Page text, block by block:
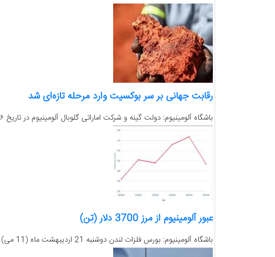
رقابت جهانی بر سر بوکسیت وارد مرحله تازه‌ای شد
باشگاه آلومینیوم: دولت گینه و شرکت اماراتی گلوبال آلومینیوم در تاریخ ۶ مه ۲۰۲۶ به توافقی برای حل اختلافات مربوط به استخراج بوکسیت و توسعه پروژه‌های آلومینیومی...
عبور آلومینیوم از مرز 3700 دلار (تن)
باشگاه آلومینیوم: بورس فلزات لندن دوشنبه 21 اردیبهشت ماه (11 می) کار خود را در حالی آغاز کرد که فروش نقدی آلومینیوم در بورس 3654 دلار (تن) اعلام شد....